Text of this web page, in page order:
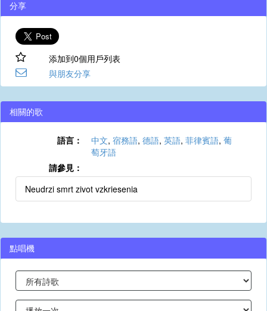
分享
添加到0個用戶列表
與朋友分享
相關的歌
語言： 中文, 宿務語, 德語, 英語, 菲律賓語, 葡
萄牙語
請參見：
Neudrzi smrt zivot vzkriesenia
點唱機